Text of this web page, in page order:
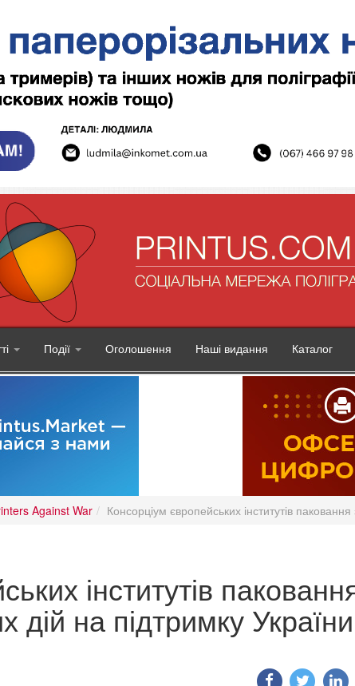
Події Оголошення Наші видання Каталог
Against War Консорціум європейських інститутів
інститутів
дій на підтримку України